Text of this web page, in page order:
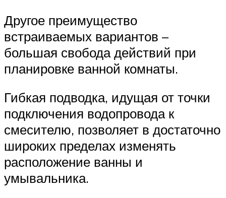
Другое преимущество
встраиваемых вариантов –
большая свобода действий при
планировке ванной комнаты.
Гибкая подводка, идущая от точки
подключения водопровода к
смесителю, позволяет в достаточно
широких пределах изменять
расположение ванны и
умывальника.